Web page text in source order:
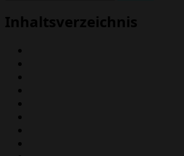
Inhaltsverzeichnis